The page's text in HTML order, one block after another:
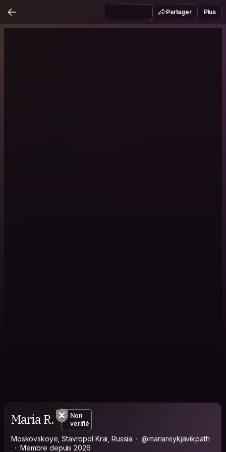
Partager Plus
Maria R.
Non
vérifié
Moskovskoye, Stavropol Krai, Russia
@mariareykjavikpath
Membre depuis 2026